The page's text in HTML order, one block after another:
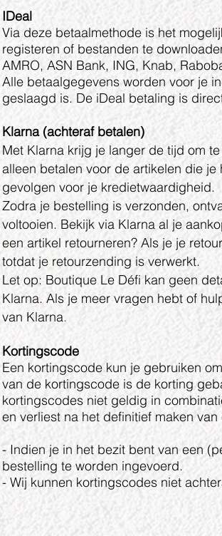
IDeal
Via deze betaalmethode is het
registeren of bestanden te
AMRO, ASN Bank, ING, Knab,
Alle betaalgegevens worden voor je
geslaagd is. De iDeal betaling is
Klarna (achteraf betalen)
Met Klarna krijg je langer de tijd om
alleen betalen voor de artikelen die
gevolgen voor je kredietwaardigheid.
Zodra je bestelling is verzonden,
voltooien. Bekijk via Klarna al je
een artikel retourneren? Als je je
totdat je retourzending is verwerkt.
Let op: Boutique Le Défi kan geen
Klarna. Als je meer vragen hebt of
van Klarna.
Kortingscode
Een kortingscode kun je gebruiken
van de kortingscode is de korting
kortingscodes niet geldig in
en verliest na het definitief maken
- Indien je in het bezit bent van een
bestelling te worden ingevoerd.
- Wij kunnen kortingscodes niet